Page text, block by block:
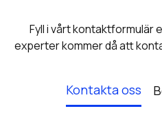
Fyll i vårt kontaktformulär
experter kommer då att
Kontakta oss